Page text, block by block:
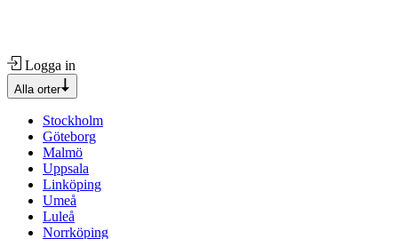
Logga in
Alla orter
Stockholm
Göteborg
Malmö
Uppsala
Linköping
Umeå
Luleå
Norrköping